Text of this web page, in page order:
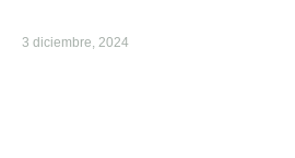
3 diciembre, 2024